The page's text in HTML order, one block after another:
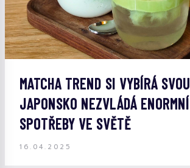
MATCHA TREND SI VYBÍRÁ
JAPONSKO NEZVLÁDÁ
SPOTŘEBY VE SVĚTĚ
16.04.2025